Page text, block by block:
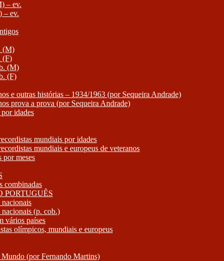
– ev.
– ev.
(M)
(F)
(M)
(F)
e outras histórias – 1934/1963 (por Sequeira Andrade)
prova a prova (por Sequeira Andrade)
idades
mundiais por idades
mundiais e europeus de veteranos
por meses
combinadas
PORTUGUÊS
nacionais
nacionais (p. cob.)
vários países
olímpicos, mundiais e europeus
Mundo (por Fernando Martins)